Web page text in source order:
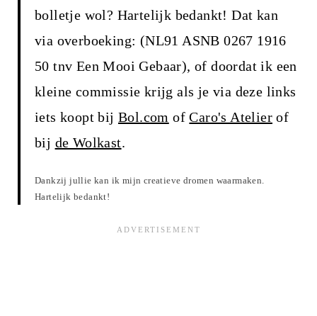
bolletje wol? Hartelijk bedankt! Dat kan
via overboeking: (NL91 ASNB 0267 1916
50 tnv Een Mooi Gebaar), of doordat ik een
kleine commissie krijg als je via deze links
iets koopt bij Bol.com ofCaro's Atelier of
bij de Wolkast.
Dankzij jullie kan ik mijn creatieve dromen waarmaken.
Hartelijk bedankt!